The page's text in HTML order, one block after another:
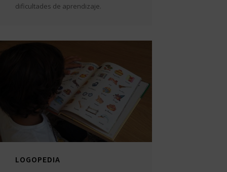
dificultades de aprendizaje.
LOGOPEDIA